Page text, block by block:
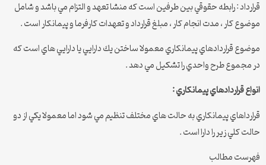
قرارداد : رابطه حقوقي بين طرفين است كه منشا تعهد و التزام مي باشد و شامل
موضوع كار ، مدت انجام كار ، مبلغ قرارداد و تعهدات كارفرما و پيمانكار است .
موضوع قراردادهاي پيمانكاري معمولا ساختن يك دارايي يا دارايي هاي است كه
در مجموع طرح واحدي را تشكيل مي دهد .
انواع قراردادهاي پيمانكاري :‌
قرارداهاي پيمانكاري به حالت هاي مختلف تنظيم مي شود اما معمولا يكي از دو
حالت كلي زير را دارا است .
فهرست مطالب